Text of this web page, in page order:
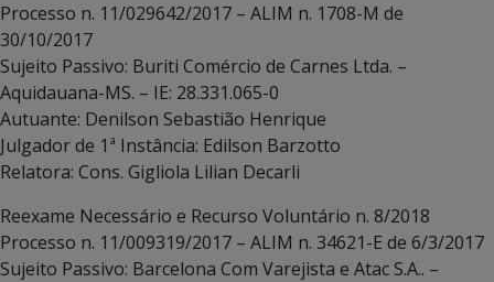
Processo n. 11/029642/2017 – ALIM n. 1708-M de
30/10/2017
Sujeito Passivo: Buriti Comércio de Carnes Ltda. –
Aquidauana-MS. – IE: 28.331.065-0
Autuante: Denilson Sebastião Henrique
Julgador de 1ª Instância: Edilson Barzotto
Relatora: Cons. Gigliola Lilian Decarli
Reexame Necessário e Recurso Voluntário n. 8/2018
Processo n. 11/009319/2017 – ALIM n. 34621-E de 6/3/2017
Sujeito Passivo: Barcelona Com Varejista e Atac S.A.. –